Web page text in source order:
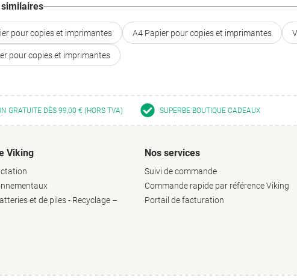
pour copies et imprimantes A4 Papier pour copies et imprimantes
pour copies et imprimantes
GRATUITE DÈS 99,00 € (HORS TVA) SUPERBE BOUTIQUE CADEAUX
Viking
et de piles - Recyclage –
Nos services
Suivi de commande
Commande rapide par référence Viking
Portail de facturation